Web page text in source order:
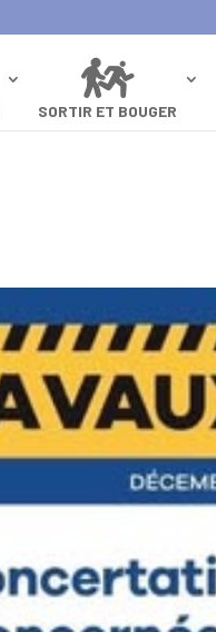
SORTIR ET BOUGER